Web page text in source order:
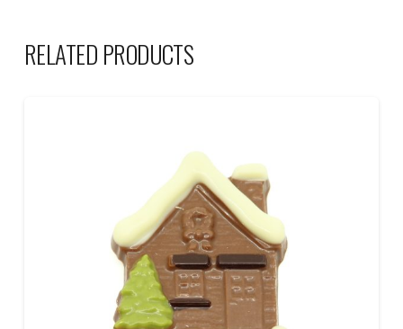
RELATED PRODUCTS